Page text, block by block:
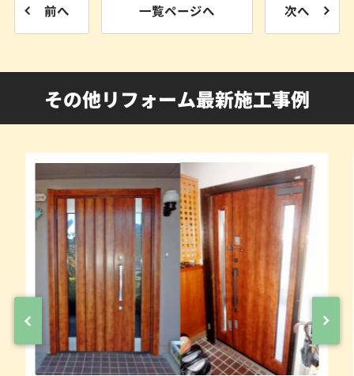
前へ 一覧ページへ 次へ
その他リフォーム最新施工事例